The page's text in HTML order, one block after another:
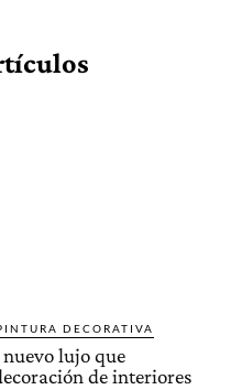
DECORATIVA
lujo que
de interiores